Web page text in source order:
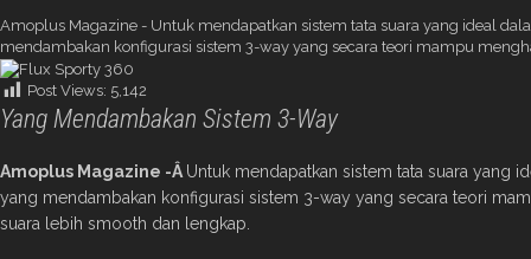
Amoplus Magazine - Untuk mendapatkan sistem tata suara yang ideal
mendambakan konfigurasi sistem 3-way yang secara teori mampu
Post Views: 5,142
Yang Mendambakan Sistem 3-Way
Amoplus Magazine -Â Untuk mendapatkan sistem tata suara yang
yang mendambakan konfigurasi sistem 3-way yang secara teori
suara lebih smooth dan lengkap.